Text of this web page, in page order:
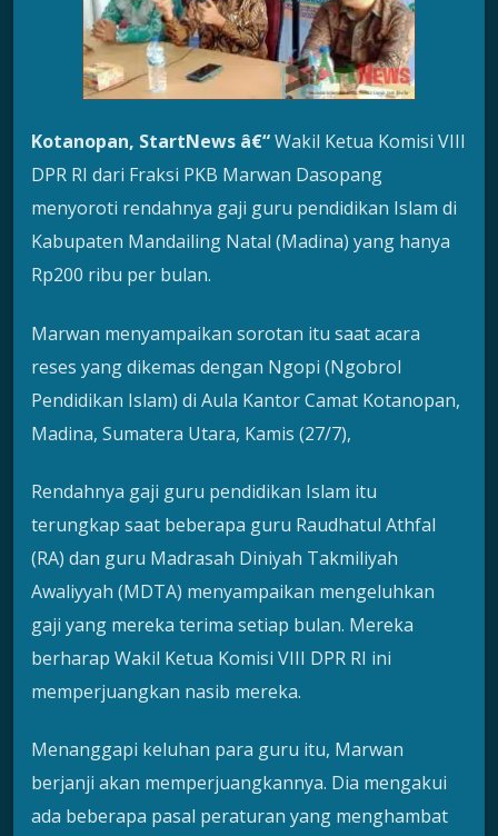
Kotanopan, StartNews â€“Wakil Ketua Komisi VIII
DPR RI dari Fraksi PKB Marwan Dasopang
menyoroti rendahnya gaji guru pendidikan Islam di
Kabupaten Mandailing Natal (Madina) yang hanya
Rp200 ribu per bulan.
Marwan menyampaikan sorotan itu saat acara
reses yang dikemas dengan Ngopi (Ngobrol
Pendidikan Islam) di Aula Kantor Camat Kotanopan,
Madina, Sumatera Utara, Kamis (27/7),
Rendahnya gaji guru pendidikan Islam itu
terungkap saat beberapa guru Raudhatul Athfal
(RA) dan guru Madrasah Diniyah Takmiliyah
Awaliyyah (MDTA) menyampaikan mengeluhkan
gaji yang mereka terima setiap bulan. Mereka
berharap Wakil Ketua Komisi VIII DPR RI ini
memperjuangkan nasib mereka.
Menanggapi keluhan para guru itu, Marwan
berjanji akan memperjuangkannya. Dia mengakui
ada beberapa pasal peraturan yang menghambat